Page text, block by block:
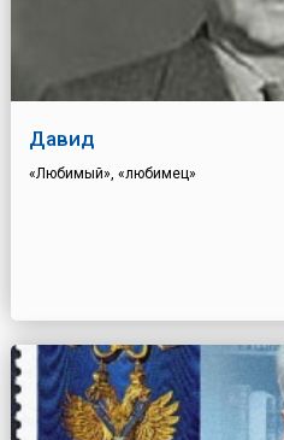
Давид
«Любимый», «любимец»